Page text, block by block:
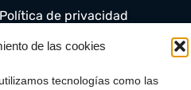
de las cookies
tecnologías como las
Política de privacidad
Política de cookies (UE)